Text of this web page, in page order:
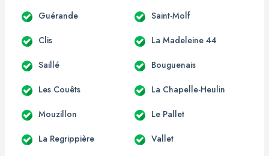
Guérande Saint-Molf
Clis La Madeleine 44
Saillé Bouguenais
Les Couêts La Chapelle-Heulin
Mouzillon Le Pallet
La Regrippière Vallet